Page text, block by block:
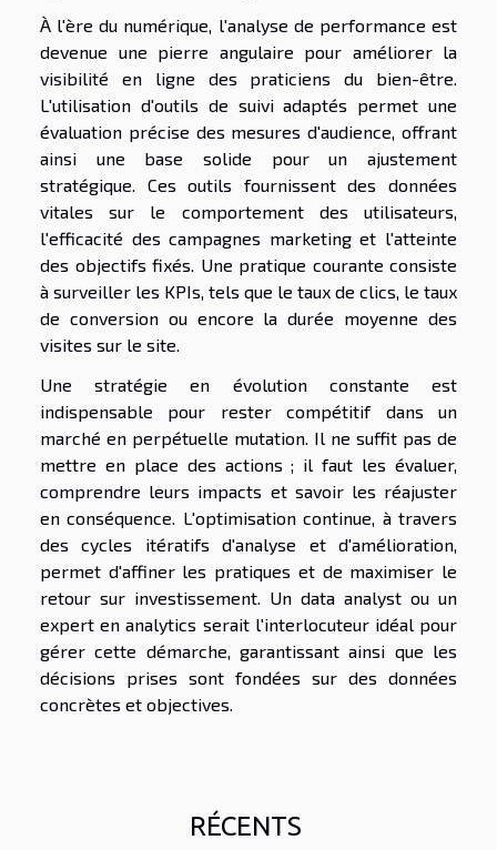
À l'ère du numérique, l'analyse de performance est
devenue une pierre angulaire pour améliorer la
visibilité en ligne des praticiens du bien-être.
L'utilisation d'outils de suivi adaptés permet une
évaluation précise des mesures d'audience, offrant
ainsi une base solide pour un ajustement
stratégique. Ces outils fournissent des données
vitales sur le comportement des utilisateurs,
l'efficacité des campagnes marketing et l'atteinte
des objectifs fixés. Une pratique courante consiste
à surveiller les KPIs, tels que le taux de clics, le taux
de conversion ou encore la durée moyenne des
visites sur le site.
Une stratégie en évolution constante est
indispensable pour rester compétitif dans un
marché en perpétuelle mutation. Il ne suffit pas de
mettre en place des actions ; il faut les évaluer,
comprendre leurs impacts et savoir les réajuster
en conséquence. L'optimisation continue, à travers
des cycles itératifs d'analyse et d'amélioration,
permet d'affiner les pratiques et de maximiser le
retour sur investissement. Un data analyst ou un
expert en analytics serait l'interlocuteur idéal pour
gérer cette démarche, garantissant ainsi que les
décisions prises sont fondées sur des données
concrètes et objectives.
RÉCENTS